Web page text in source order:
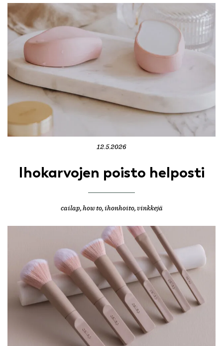
12.5.2026
Ihokarvojen poisto helposti
cailap, how to, ihonhoito, vinkkejä